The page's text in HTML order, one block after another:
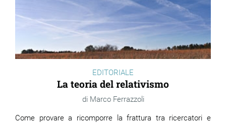
EDITORIALE
La teoria del relativismo
Marco Ferrazzoli
Come provare a ricomporre la frattura tra ricercatori e